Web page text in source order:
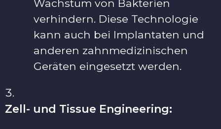
Wachstum von Bakterien
verhindern. Diese Technologie
kann auch bei Implantaten und
anderen zahnmedizinischen
Geräten eingesetzt werden.
Zell- und Tissue Engineering: